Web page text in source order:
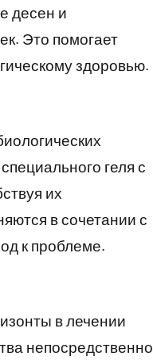
десен и
Это помогает
здоровью.
геля с
их
в сочетании с
к проблеме.
в лечении
непосредственно